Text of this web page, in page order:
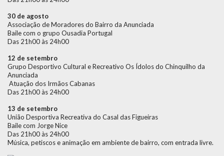
30 de agosto
Associação de Moradores do Bairro da Anunciada
Baile com o grupo Ousadia Portugal
Das 21h00 às 24h00
12 de setembro
Grupo Desportivo Cultural e Recreativo Os Ídolos do Chinquilho da
Anunciada
Atuação dos Irmãos Cabanas
Das 21h00 às 24h00
13 de setembro
União Desportiva Recreativa do Casal das Figueiras
Baile com Jorge Nice
Das 21h00 às 24h00
Música, petiscos e animação em ambiente de bairro, com entrada livre.